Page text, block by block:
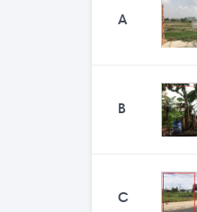
A
B
C